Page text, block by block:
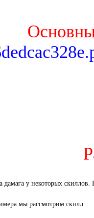
дамага у некоторых
мы рассмотрим скилл